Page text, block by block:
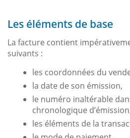
Les éléments de base
La facture contient
suivants :
les coordonnées du
la date de son émission,
le numéro inaltérable
chronologique
les éléments de la